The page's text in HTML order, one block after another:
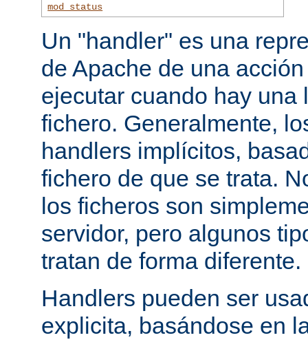
mod_status
Un "handler" es una
de Apache de una
ejecutar cuando hay una
fichero. Generalmente,
handlers implícitos,
fichero de que se trata.
los ficheros son
servidor, pero algunos
tratan de forma diferente.
Handlers pueden ser
explicita, basándose en